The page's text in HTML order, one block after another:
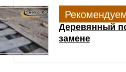
Деревянный
замене